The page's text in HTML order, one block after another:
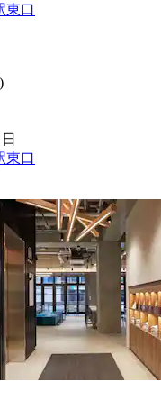
東口
東口